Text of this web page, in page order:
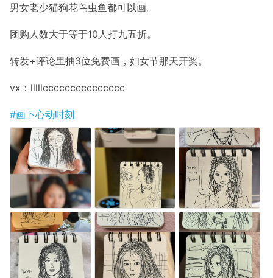
男女老少猫狗花鸟虫鱼都可以画。
团购人数大于等于10人打九五折。
转发+评论里抽3位免费画，妇女节那天开奖。
vx：lllllccccccccccccccc
#画下心动时刻